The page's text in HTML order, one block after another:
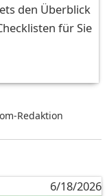
den Überblick
für Sie
Redaktion
6/18/2026